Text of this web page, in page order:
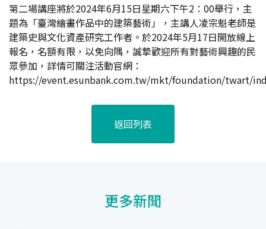
第二場講座將於2024年6月15日星期六下午2：00舉行，主
題為「臺灣繪畫作品中的建築藝術」，主講人凌宗魁老師是
建築史與文化資產研究工作者。於2024年5月17日開放線上
報名，名額有限，以免向隅，誠摯歡迎所有對藝術興趣的民
眾參加，詳情可關注活動官網 ：
https://event.esunbank.com.tw/mkt/foundation/twart/
返回列表
更多新聞